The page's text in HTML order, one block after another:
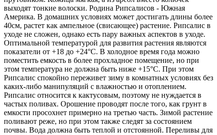
выходят тонкие волоски. Родина Рипсалисов - Южная
Америка. В домашних условиях может достигать длины более
40см, растет как ампельное (свисающее) растение. Рипсалис в
уходе не сложен, однако есть пару важных аспектов в уходе.
Оптимальной температурой для развития растения являются
показатели от +18 до +24°С. В холодное время года можно
поместить емкость в более прохладное помещение, но при
этом температура не должна быть ниже +15°С. При этом
Рипсалис спокойно переживет зиму в комнатных условиях без
каких-либо манипуляций с влажностью и отоплением.
Рипсалис относится к кактусовым, поэтому не нуждается в
частых поливах. Орошение проводят после того, как грунт в
емкости просохнет примерно на третью часть. Зимой растение
поливают реже, но при этом также следят за состоянием
почвы. Вода должна быть теплой и отстоянной. Переливы для